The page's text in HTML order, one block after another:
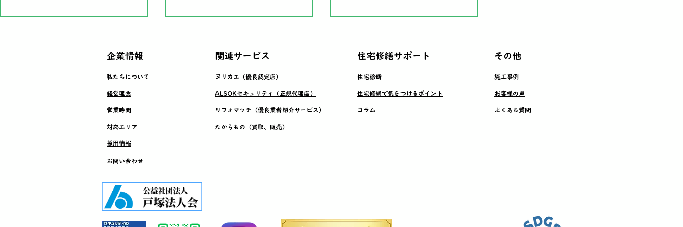
外壁塗装工事
​企業情報
​私たちについて
​経営理念
​営業時間
​対応エリア
​関連サービス
​ヌリカエ（優良認定店）
​ALSOKセキュリティ（正規代理店）
​リフォマッチ（優良業者紹介サービス）
​たからもの（買取、販売）
​住宅修繕サポート
​住宅診断
​住宅修繕で気をつけるポイント
​コラム
その他
施工事例
お客様の声
よくある質問
​採用情報
​お問い合わせ